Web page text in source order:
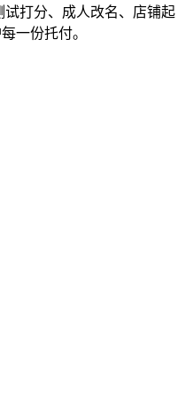
打分、成人改名、店铺起
一份托付。